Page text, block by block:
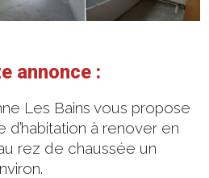
annonce :
Les Bains vous propose
à renover en
rez de chaussée un